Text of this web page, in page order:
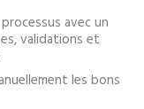
avec un
validations et
les bons